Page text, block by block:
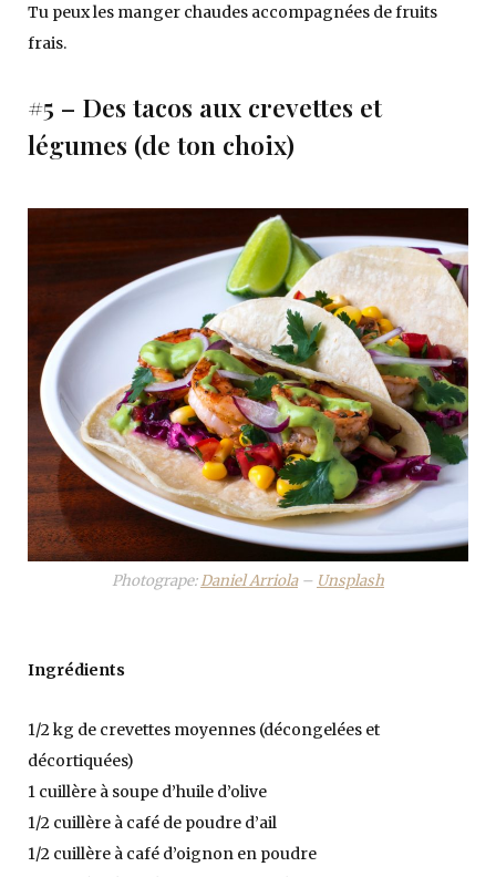
Tu peux les manger chaudes accompagnées de fruits
frais.
#5 – Des tacos aux crevettes et
légumes (de ton choix)
Photogrape:Daniel Arriola– Unsplash
Ingrédients
1/2 kg de crevettes moyennes (décongelées et
décortiquées)
1 cuillère à soupe d’huile d’olive
1/2 cuillère à café de poudre d’ail
1/2 cuillère à café d’oignon en poudre